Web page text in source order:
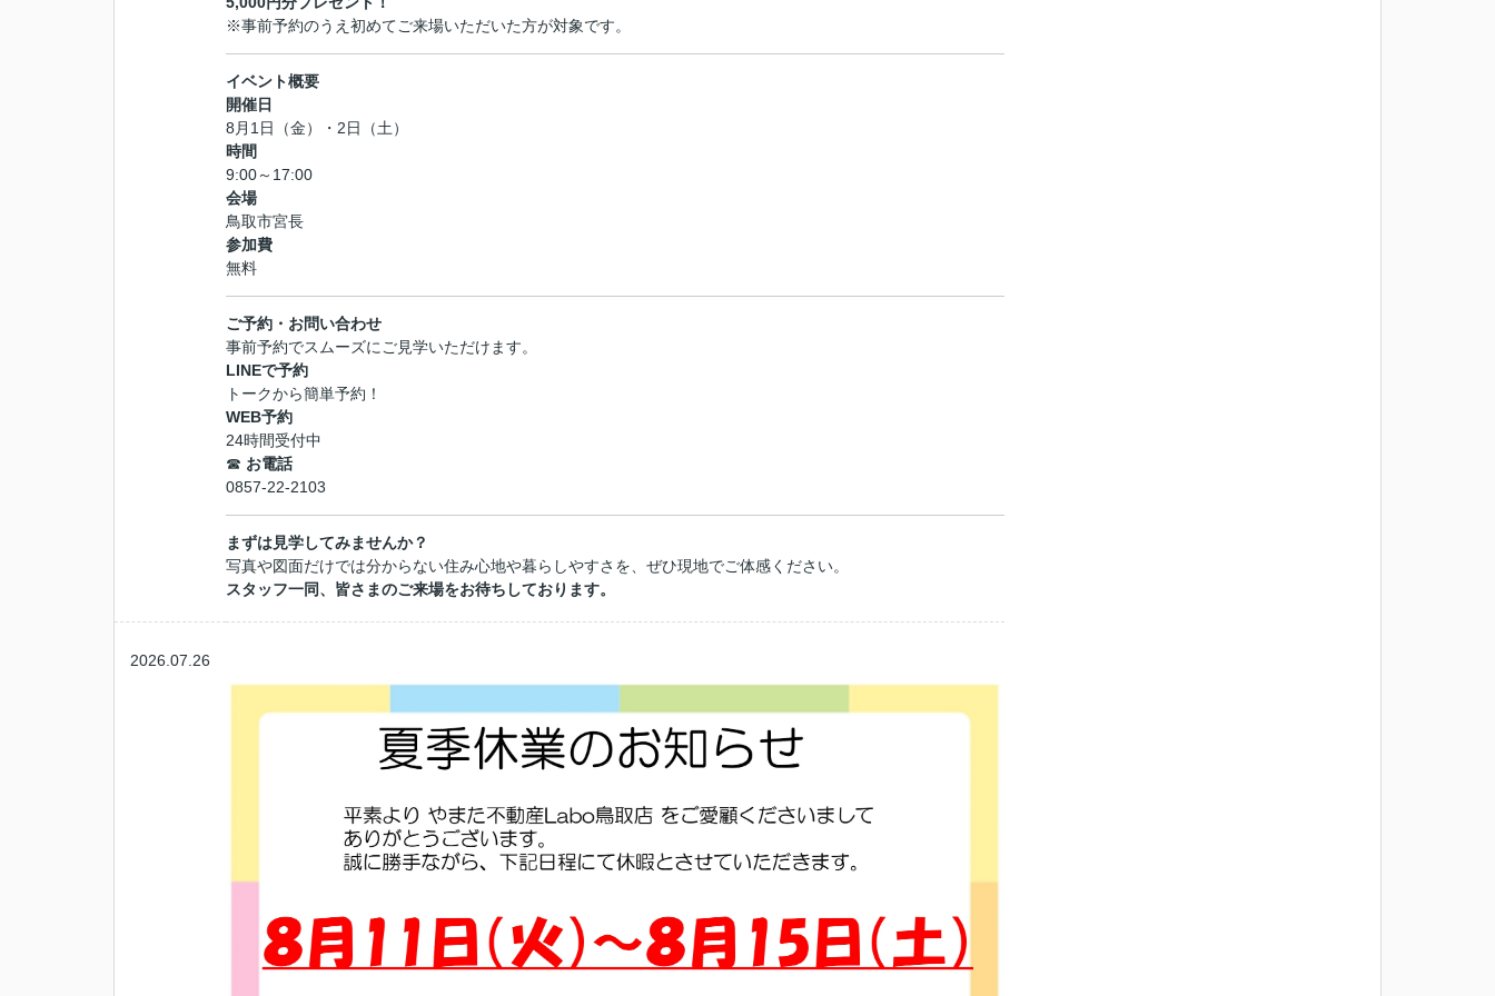
※事前予約のうえ初めてご来場いただいた方が対象です。
イベント概要
開催日
8月1日（金）・2日（土）
時間
9:00～17:00
会場
鳥取市宮長
参加費
無料
ご予約・お問い合わせ
事前予約でスムーズにご見学いただけます。
LINEで予約
トークから簡単予約！
WEB予約
24時間受付中
☎ お電話
0857-22-2103
まずは見学してみませんか？
写真や図面だけでは分からない住み心地や暮らしやすさを、ぜひ現地でご体感ください。
スタッフ一同、皆さまのご来場をお待ちしております。
2026.07.26